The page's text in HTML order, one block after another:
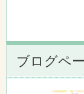
ブログペ